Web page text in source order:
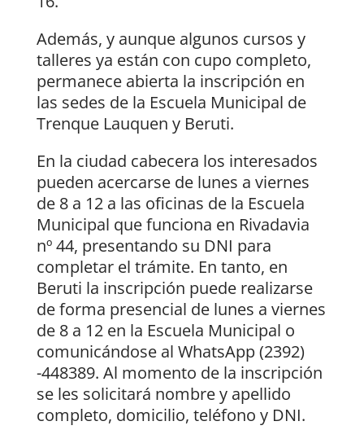
Además, y aunque algunos cursos y
talleres ya están con cupo completo,
permanece abierta la inscripción en
las sedes de la Escuela Municipal de
Trenque Lauquen y Beruti.
En la ciudad cabecera los interesados
pueden acercarse de lunes a viernes
de 8 a 12 a las oficinas de la Escuela
Municipal que funciona en Rivadavia
nº 44, presentando su DNI para
completar el trámite. En tanto, en
Beruti la inscripción puede realizarse
de forma presencial de lunes a viernes
de 8 a 12 en la Escuela Municipal o
comunicándose al WhatsApp (2392)
-448389. Al momento de la inscripción
se les solicitará nombre y apellido
completo, domicilio, teléfono y DNI.